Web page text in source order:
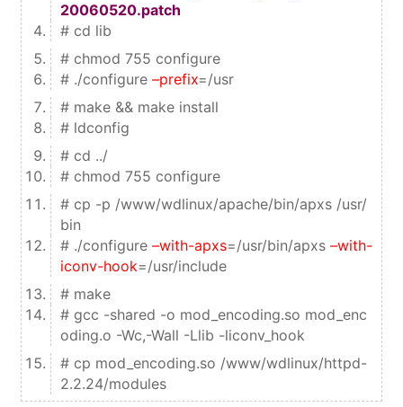
20060520.patch
# cd lib
# chmod 755 configure
# ./configure–prefix=/usr
# make && make install
# ldconfig
# cd ../
# chmod 755 configure
# cp -p /www/wdlinux/apache/bin/apxs /usr/
bin
# ./configure–with-apxs=/usr/bin/apxs–with-
iconv-hook=/usr/include
# make
# gcc -shared -o mod_encoding.so mod_enc
oding.o -Wc,-Wall -Llib -liconv_hook
# cp mod_encoding.so /www/wdlinux/httpd-
2.2.24/modules